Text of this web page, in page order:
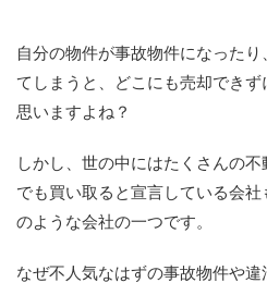
自分の物件が事故物件になった
てしまうと、どこにも売却でき
思いますよね？
しかし、世の中にはたくさんの
でも買い取ると宣言している会
のような会社の一つです。
なぜ不人気なはずの事故物件や